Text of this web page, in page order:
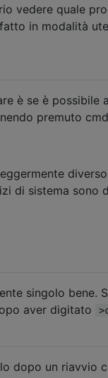
vedere quale
in modalità
è se è possibile
premuto
di sistema sono
singolo bene.
aver digitato
dopo un riavvio